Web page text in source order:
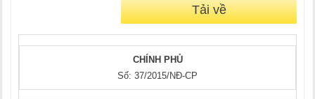
Tải về
CHÍNH PHỦ
Số: 37/2015/NĐ-CP